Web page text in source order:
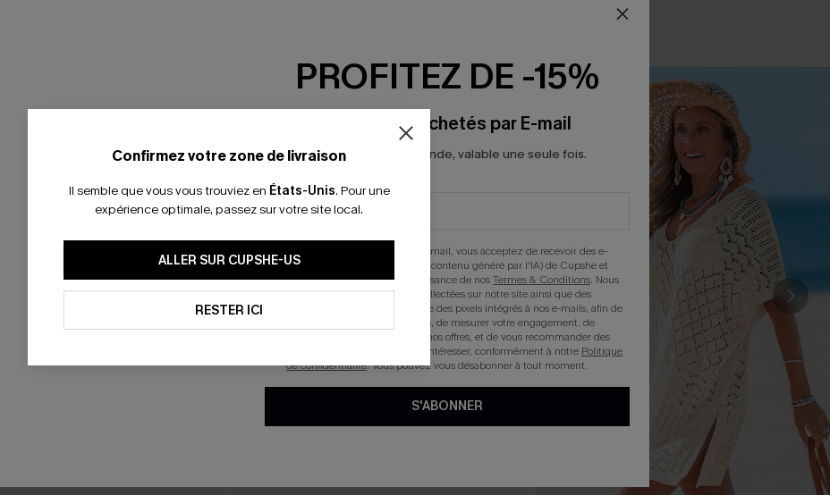
Confirmez votre zone de livraison
Il semble que vous vous trouviez en États-Unis. Pour une
expérience optimale, passez sur votre site local.
ALLER SUR CUPSHE-US
RESTER ICI
PROFITEZ DE -15%
-15% dès 2 Achetés par E-mail
*Un code par commande, valable une seule fois.
En soumettant votre adresse e-mail, vous acceptez de recevoir des e-
mails marketing (y compris du contenu généré par l'IA) de Cupshe et
reconnaissez avoir pris connaissance de nosTermes & Conditions. Nous
pouvons utiliser les données collectées sur notre site ainsi que des
technologies de suivi, telles que des pixels intégrés à nos e-mails, afin de
savoir si ceux-ci ont été ouverts, de mesurer votre engagement, de
personnaliser nos contenus et nos offres, et de vous recommander des
produits susceptibles de vous intéresser, conformément à notre Politique
de confidentialité. Vous pouvez vous désabonner à tout moment.
S'ABONNER